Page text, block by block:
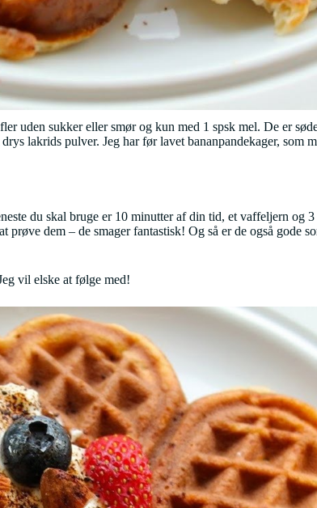
uden sukker eller smør og kun med 1 spsk mel. De er
lakrids pulver. Jeg har før lavet bananpandekager, som
du skal bruge er 10 minutter af din tid, et vaffeljern og
dem – de smager fantastisk! Og så er de også gode
vil elske at følge med!